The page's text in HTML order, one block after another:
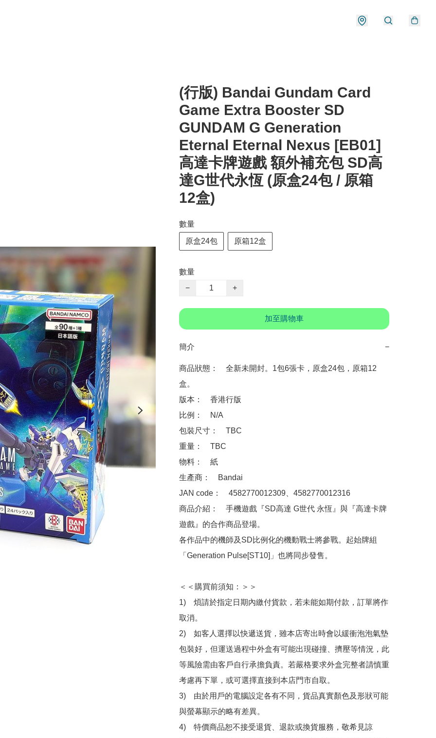
(行版) Bandai Gundam Card
Game Extra Booster SD
GUNDAM G Generation
Eternal Eternal Nexus [EB01]
高達卡牌遊戲 額外補充包 SD高
達G世代永恆 (原盒24包 / 原箱
12盒)
數量
原盒24包 原箱12盒
數量
−
+
加至購物車
簡介 −
商品狀態：　全新未開封。1包6張卡，原盒24包，原箱12
盒。
版本：　香港行版
比例：　N/A
包裝尺寸：　TBC
重量：　TBC
物料：　紙
生產商：　Bandai
JAN code：　4582770012309、4582770012316
商品介紹：　手機遊戲『SD高達 G世代 永恆』與『高達卡牌
遊戲』的合作商品登場。
各作品中的機師及SD比例化的機動戰士將參戰。起始牌組
「Generation Pulse[ST10]」也將同步發售。
＜＜購買前須知：＞＞
1)　煩請於指定日期內繳付貨款，若未能如期付款，訂單將作
取消。
2)　如客人選擇以快遞送貨，雖本店寄出時會以緩衝泡泡氣墊
包裝好，但運送過程中外盒有可能出現碰撞、擠壓等情況，此
等風險需由客戶自行承擔負責。若嚴格要求外盒完整者請慎重
考慮再下單，或可選擇直接到本店門市自取。
3)　由於用戶的電腦設定各有不同，貨品真實顏色及形狀可能
與螢幕顯示的略有差異。
4)　特價商品恕不接受退貨、退款或換貨服務，敬希見諒